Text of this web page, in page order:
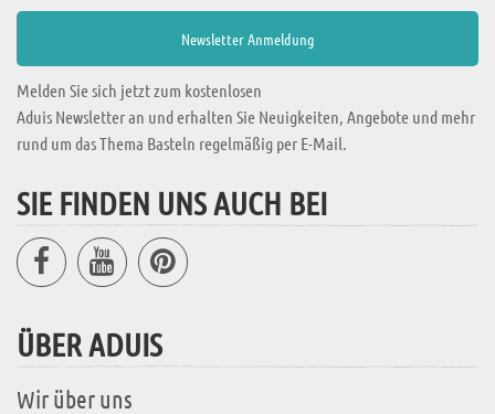
Melden Sie sich jetzt zum kostenlosen
Aduis Newsletter an und erhalten Sie Neuigkeiten, Angebote und mehr
rund um das Thema Basteln regelmäßig per E-Mail.
SIE FINDEN UNS AUCH BEI
ÜBER ADUIS
Wir über uns